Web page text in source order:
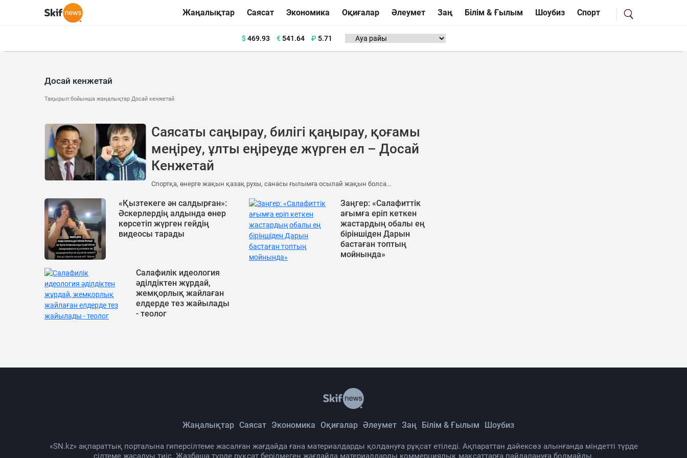
Жаңалықтар Саясат Экономика Оқиғалар Әлеумет Заң Білім & Ғылым Шоубиз Спорт
$469.93 €541.64 ₽ 5.71
Досай кенжетай
Тақырып бойынша жаңалықтар Досай кенжетай
Саясаты саңырау, билігі қаңырау, қоғамы
меңіреу, ұлты еңіреуде жүрген ел – Досай
Кенжетай
Спортқа, өнерге жақын қазақ рухы, санасы ғылымға осылай жақын болса...
«Қызтекеге ән салдырған»:
Әскерлердің алдында өнер
көрсетіп жүрген гейдің
видеосы тарады
Заңгер: «Салафиттік
ағымға еріп кеткен
жастардың обалы ең
біріншіден Дарын
бастаған топтың
мойнында»
Салафилік идеология
әділдіктен жұрдай,
жемқорлық жайлаған
елдерде тез жайылады
- теолог
Жаңалықтар Саясат Экономика Оқиғалар Әлеумет Заң Білім & Ғылым Шоубиз
«SN.kz» ақпараттық порталына гиперсілтеме жасалған жағдайда ғана материалдарды қолдануға рұқсат етіледі. Ақпараттан дәйексөз алынғанда міндетті түрде
сілтеме жасалуы тиіс. Жазбаша түрде рұқсат берілмеген жағдайда материалдарды коммерциялық мақсаттарға пайдалануға болмайды.